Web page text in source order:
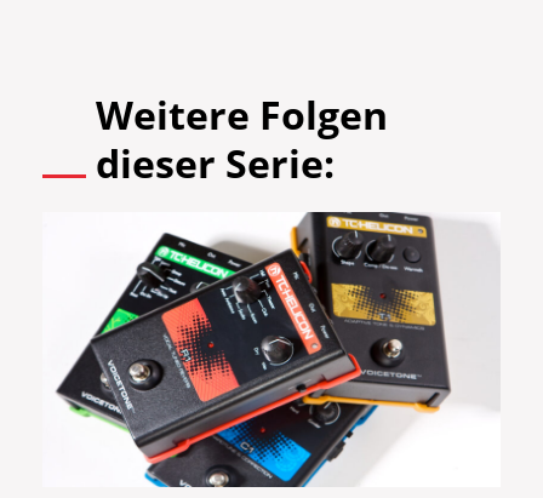
Weitere Folgen
dieser Serie: